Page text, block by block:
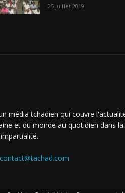
25 juillet 2019
média tchadien qui couvre
et du monde au quotidien dans la
contact@tachad.com